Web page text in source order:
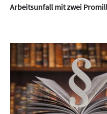
Arbeitsunfall mit zwei